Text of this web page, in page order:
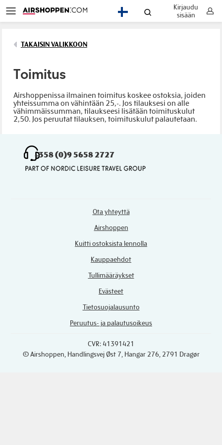
Kirjaudu
sisään
TAKAISIN VALIKKOON
Toimitus
Airshoppenissa ilmainen toimitus koskee ostoksia, joiden
yhteissumma on vähintään 25,-. Jos tilauksesi on alle
vähimmäissumman, tilaukseesi lisätään toimituskulut
2,50. Jos peruutat tilauksen, toimituskulut palautetaan.
+358 (0)9 5658 2727
Ota yhteyttä
Airshoppen
Kuitti ostoksista lennolla
Kauppaehdot
Tullimääräykset
Evästeet
Tietosuojalausunto
Peruutus- ja palautusoikeus
CVR: 41391421
© Airshoppen , Handlingsvej Øst 7, Hangar 276, 2791 Dragør